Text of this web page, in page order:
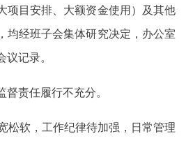
项目安排、大额资金使用）及其他
均经班子会集体研究决定，办公室
记录。
督责任履行不充分。
松软，工作纪律待加强，日常管理